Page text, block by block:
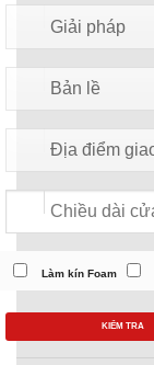
Làm kín Foam
KIỂM TRA